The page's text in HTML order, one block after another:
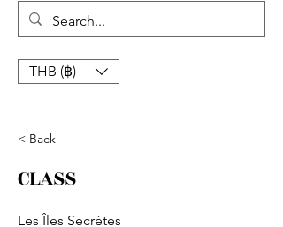
THB (฿)
< Back
CLASS
Les Îles Secrètes